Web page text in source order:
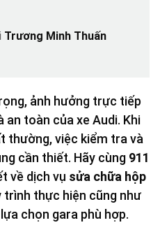
Trương Minh Thuấn
ảnh hưởng trực tiếp
an toàn của xe Audi. Khi
thường, việc kiểm tra và
cần thiết. Hãy cùng 911
về dịch vụ sửa chữa hộp
trình thực hiện cũng như
chọn gara phù hợp.